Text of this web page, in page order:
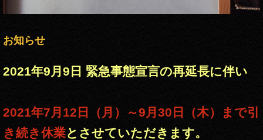
お知らせ
2021年9月9日 緊急事態宣言の再延長に伴い
2021年7月12日（月）～9月30日（木）まで引
き続き休業とさせていただきます。